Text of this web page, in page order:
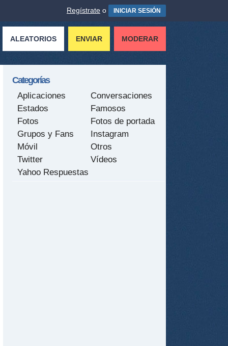
Regístrate o INICIAR SESIÓN
ALEATORIOS ENVIAR MODERAR
Categorías
Aplicaciones
Conversaciones
Estados
Famosos
Fotos
Fotos de portada
Grupos y Fans
Instagram
Móvil
Otros
Twitter
Vídeos
Yahoo Respuestas